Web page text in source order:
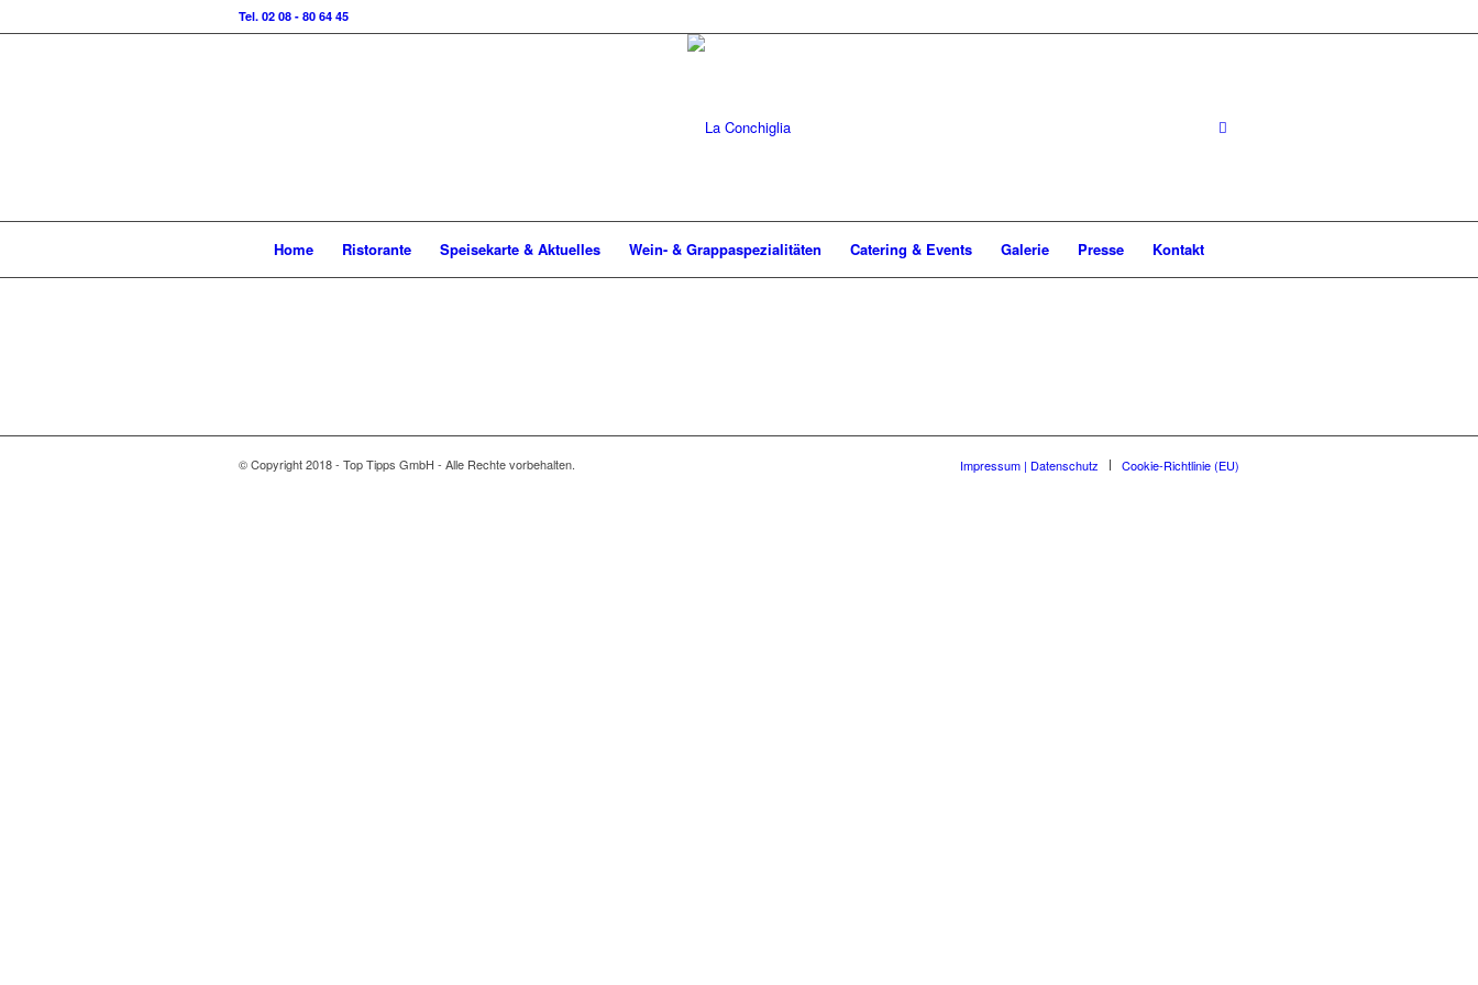
Tel. 02 08 - 80 64 45
Home Ristorante Speisekarte & Aktuelles Wein- & Grappaspezialitäten Catering & Events Galerie Presse Kontakt
© Copyright 2018 - Top Tipps GmbH - Alle Rechte vorbehalten. Impressum | Datenschutz Cookie-Richtlinie (EU)